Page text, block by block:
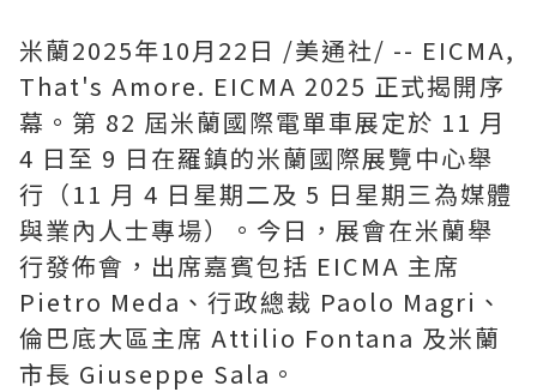
米蘭2025年10月22日 /美通社/ -- EICMA,
That's Amore. EICMA 2025 正式揭開序
幕。第 82 屆米蘭國際電單車展定於 11 月
4 日至 9 日在羅鎮的米蘭國際展覽中心舉
行（11 月 4 日星期二及 5 日星期三為媒體
與業內人士專場）。今日，展會在米蘭舉
行發佈會，出席嘉賓包括 EICMA 主席
Pietro Meda、行政總裁 Paolo Magri、
倫巴底大區主席 Attilio Fontana 及米蘭
市長 Giuseppe Sala。